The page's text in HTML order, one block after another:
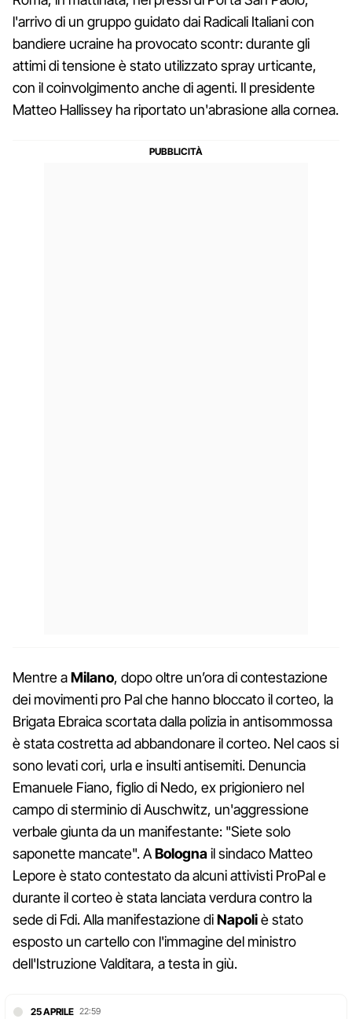
l'arrivo di un gruppo guidato dai Radicali Italiani con
bandiere ucraine ha provocato scontr: durante gli
attimi di tensione è stato utilizzato spray urticante,
con il coinvolgimento anche di agenti. Il presidente
Matteo Hallissey ha riportato un'abrasione alla cornea.
Mentre aMilano, dopo oltre un’ora di contestazione
dei movimenti pro Pal che hanno bloccato il corteo, la
Brigata Ebraica scortata dalla polizia in antisommossa
è stata costretta ad abbandonare il corteo. Nel caos si
sono levati cori, urla e insulti antisemiti. Denuncia
Emanuele Fiano, figlio di Nedo, ex prigioniero nel
campo di sterminio di Auschwitz, un'aggressione
verbale giunta da un manifestante: "Siete solo
saponette mancate". ABolognail sindaco Matteo
Lepore è stato contestato da alcuni attivisti ProPal e
durante il corteo è stata lanciata verdura contro la
sede di Fdi. Alla manifestazione diNapoliè stato
esposto un cartello con l'immagine del ministro
dell'Istruzione Valditara, a testa in giù.
25 APRILE 22:59